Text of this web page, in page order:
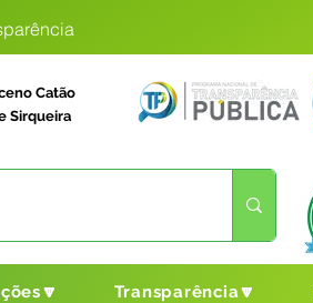
Catão
Sirqueira
Transparência🔽